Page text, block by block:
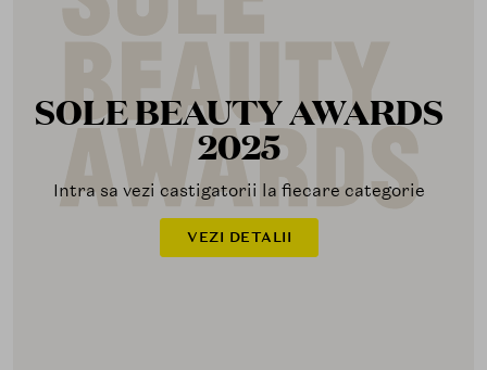
SOLE BEAUTY AWARDS
2025
Intra sa vezi castigatorii la fiecare categorie
VEZI DETALII